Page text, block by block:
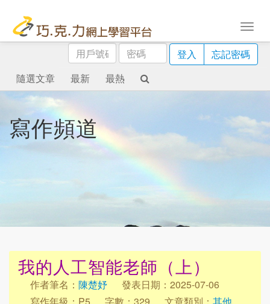
用
戶
號
碼
密
碼
登入
忘記密碼
隨選文章
最新 最熱
寫作頻道
我的人工智能老師（上）
作者筆名： 陳楚妤
發表日期：2025-07-06